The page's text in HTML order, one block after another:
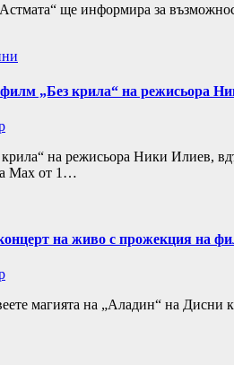
ще информира за
„Без крила“ на режисьора
на режисьора Ники Илиев,
Max от 1…
на живо с прожекция на
магията на „Аладин“ на